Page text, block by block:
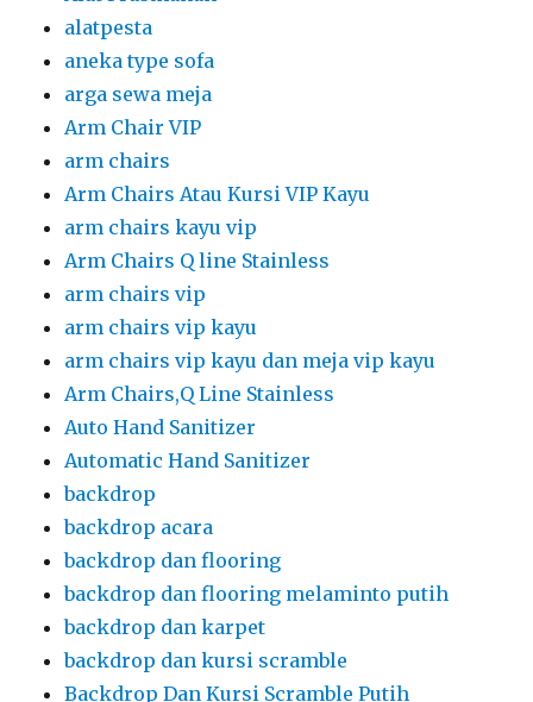
Arm Chairs Atau Kursi VIP Kayu
arm chairs kayu vip
Arm Chairs Q line Stainless
arm chairs vip
arm chairs vip kayu
arm chairs vip kayu dan meja vip kayu
Arm Chairs,Q Line Stainless
Auto Hand Sanitizer
Automatic Hand Sanitizer
backdrop
backdrop acara
backdrop dan flooring
backdrop dan flooring melaminto putih
backdrop dan karpet
backdrop dan kursi scramble
Backdrop Dan Kursi Scramble Putih
backdrop dan mini garden
backdrop dan panggung
Backdrop Dan Panggung Indoor
backdrop dan podium
backdrop dan stage